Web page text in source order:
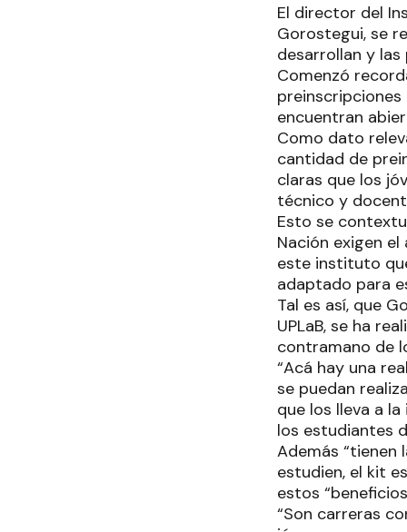
El director del
Gorostegui, se
desarrollan y
Comenzó
encuentran
Como dato
cantidad de
claras que los
técnico y
Esto se
Nación exigen
este instituto
adaptado para
Tal es así, que
UPLaB, se ha
contramano de
“Acá hay una
se puedan
que los lleva a
los estudiantes
Además
estudien, el kit
estos
“Son carreras